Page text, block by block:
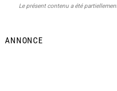
Le présent contenu a été
ANNONCE